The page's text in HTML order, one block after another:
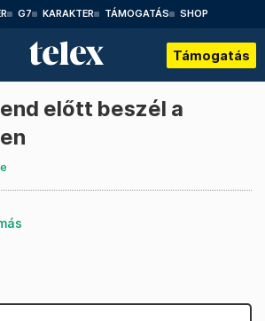
G7 KARAKTER TÁMOGATÁS SHOP
Támogatás
előtt beszél a